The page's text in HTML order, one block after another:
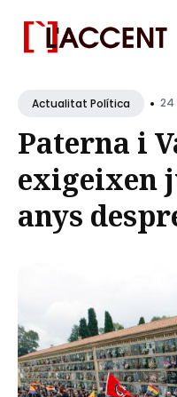
forActualitat Política • 24
Paterna i
exigeixen
anys